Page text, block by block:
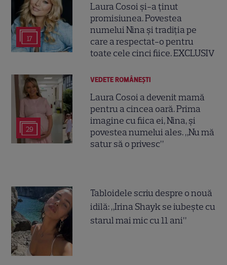
17
Laura Cosoi și-a ținut
promisiunea. Povestea
numelui Nina și tradiția pe
care a respectat-o pentru
toate cele cinci fiice. EXCLUSIV
29
VEDETE ROMÂNEŞTI
Laura Cosoi a devenit mamă
pentru a cincea oară. Prima
imagine cu fiica ei, Nina, și
povestea numelui ales. „Nu mă
satur să o privesc”
Tabloidele scriu despre o nouă
idilă: „Irina Shayk se iubește cu
starul mai mic cu 11 ani”